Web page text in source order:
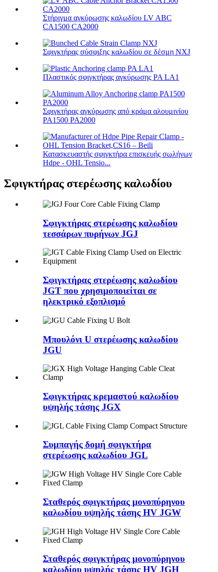
Στήριγμα αγκύρωσης καλωδίου LV ABC
CA1500 CA2000
Σφιγκτήρας σύσφιξης καλωδίου σε δέσμη NXJ
Πλαστικός σφιγκτήρας αγκύρωσης PA LA1
Σφιγκτήρας αγκύρωσης από κράμα αλουμινίου
PA1500 PA2000
Κατασκευαστής σφιγκτήρα επισκευής σωλήνων
Hdpe - OHL Tensio...
Σφιγκτήρας στερέωσης καλωδίου
Σφιγκτήρας στερέωσης καλωδίου
τεσσάρων πυρήνων JGJ
Σφιγκτήρας στερέωσης καλωδίου
JGT που χρησιμοποιείται σε
ηλεκτρικό εξοπλισμό
Μπουλόνι U ​​στερέωσης καλωδίου
JGU
Σφιγκτήρας κρεμαστού καλωδίου
υψηλής τάσης JGX
Συμπαγής δομή σφιγκτήρα
στερέωσης καλωδίου JGL
Σταθερός σφιγκτήρας μονοπύρηνου
καλωδίου υψηλής τάσης HV JGW
Σταθερός σφιγκτήρας μονοπύρηνου
καλωδίου υψηλής τάσης HV JGH